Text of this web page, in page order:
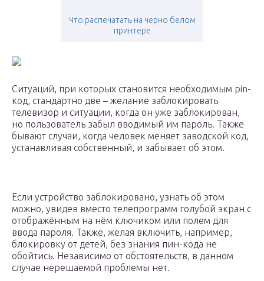
Что распечатать на черно белом
принтере
Ситуаций, при которых становится необходимым pin-
код, стандартно две – желание заблокировать
телевизор и ситуации, когда он уже заблокирован,
но пользователь забыл вводимый им пароль. Также
бывают случаи, когда человек меняет заводской код,
устанавливая собственный, и забывает об этом.
Если устройство заблокировано, узнать об этом
можно, увидев вместо телепрограмм голубой экран с
отображённым на нём ключиком или полем для
ввода пароля. Также, желая включить, например,
блокировку от детей, без знания пин-кода не
обойтись. Независимо от обстоятельств, в данном
случае нерешаемой проблемы нет.